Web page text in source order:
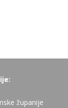
županije